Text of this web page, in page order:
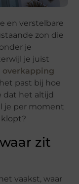
en verstelbare
zon die
je
je juist
past bij hoe
dat het altijd
je per moment
zit
vaakst, waar